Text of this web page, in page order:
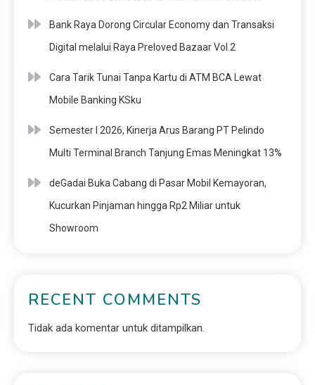
Bank Raya Dorong Circular Economy dan Transaksi
Digital melalui Raya Preloved Bazaar Vol.2
Cara Tarik Tunai Tanpa Kartu di ATM BCA Lewat
Mobile Banking KSku
Semester I 2026, Kinerja Arus Barang PT Pelindo
Multi Terminal Branch Tanjung Emas Meningkat 13%
deGadai Buka Cabang di Pasar Mobil Kemayoran,
Kucurkan Pinjaman hingga Rp2 Miliar untuk
Showroom
RECENT COMMENTS
Tidak ada komentar untuk ditampilkan.